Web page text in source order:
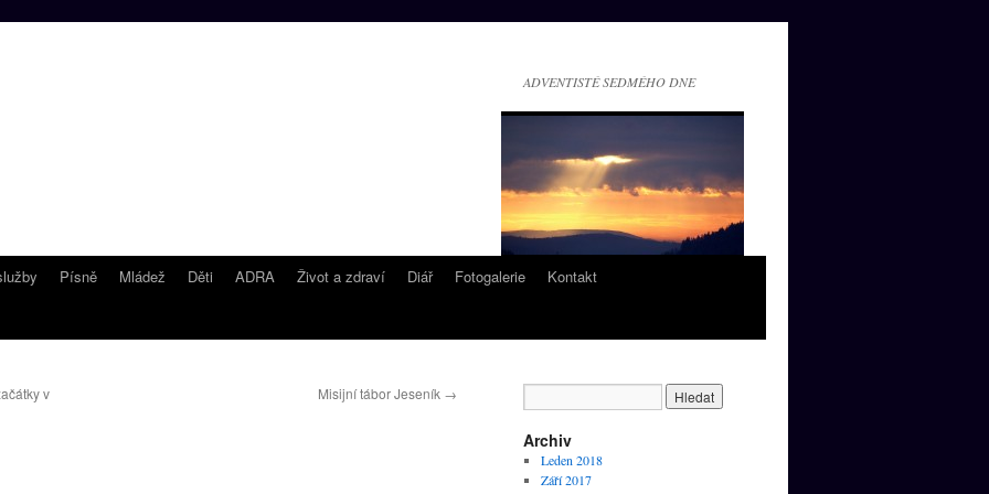
ADVENTISTÉ SEDMÉHO DNE
Písně Mládež Děti ADRA Život a zdraví Diář Fotogalerie
Kontakt
v
Misijní tábor Jeseník →
Archiv
Leden 2018
Září 2017